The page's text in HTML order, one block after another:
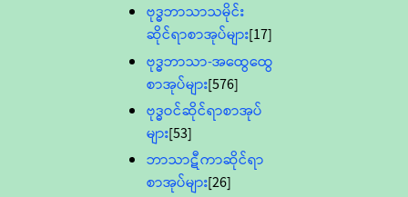
ဗုဒ္ဓဘာသာသမိုင်း
ဆိုင်ရာစာအုပ်များ[17]
ဗုဒ္ဓဘာသာ-အထွေထွေ
စာအုပ်များ[576]
ဗုဒ္ဓဝင်ဆိုင်ရာစာအုပ်
များ[53]
ဘာသာဋီကာဆိုင်ရာ
စာအုပ်များ[26]